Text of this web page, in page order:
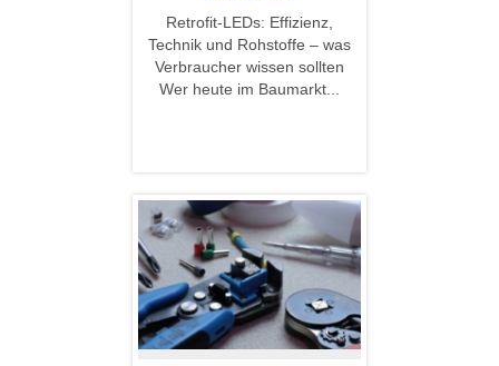
Retrofit-LEDs: Effizienz,
Technik und Rohstoffe – was
Verbraucher wissen sollten
Wer heute im Baumarkt...